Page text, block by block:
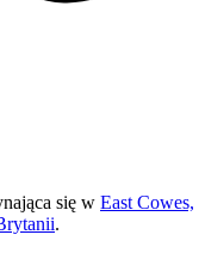
się w East Cowes,
.